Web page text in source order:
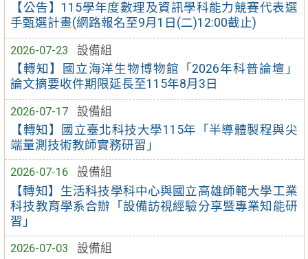
【公告】115學年度數理及資訊學科能力競賽代表選
手甄選計畫(網路報名至9月1日(二)12:00截止)
2026-07-23
設備組
【轉知】國立海洋生物博物館「2026年科普論壇」
論文摘要收件期限延長至115年8月3日
2026-07-17
設備組
【轉知】國立臺北科技大學115年「半導體製程與尖
端量測技術教師實務研習」
2026-07-16
設備組
【轉知】生活科技學科中心與國立高雄師範大學工業
科技教育學系合辦「設備訪視經驗分享暨專業知能研
習」
2026-07-03
設備組